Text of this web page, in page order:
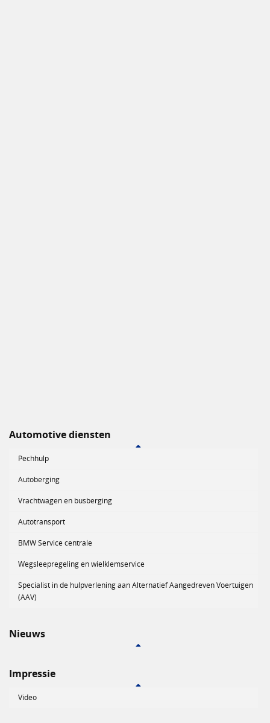
Automotive diensten
Pechhulp
Autoberging
Vrachtwagen en busberging
Autotransport
BMW Service centrale
Wegsleepregeling en wielklemservice
Specialist in de hulpverlening aan Alternatief Aangedreven Voertuigen
(AAV)
Nieuws
Impressie
Video